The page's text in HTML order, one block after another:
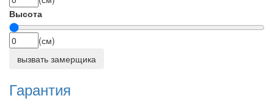
Высота
(см)
вызвать замерщика
Гарантия